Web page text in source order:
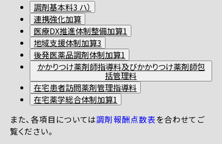
調剤基本料3 ハ）
連携強化加算
医療DX推進体制整備加算1
地域支援体制加算3
後発医薬品調剤体制加算1
かかりつけ薬剤師指導料及びかかりつけ薬剤師包
括管理料
在宅患者訪問薬剤管理指導料
在宅薬学総合体制加算1
また、各項目については調剤報酬点数表を合わせてご
覧ください。